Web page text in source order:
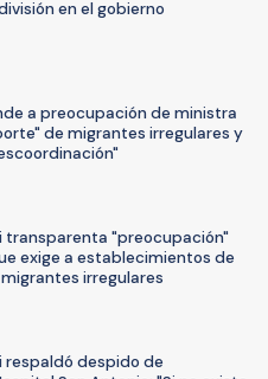
en el gobierno
a preocupación de ministra
de migrantes irregulares y
transparenta "preocupación"
exige a establecimientos de
irregulares
respaldó despido de